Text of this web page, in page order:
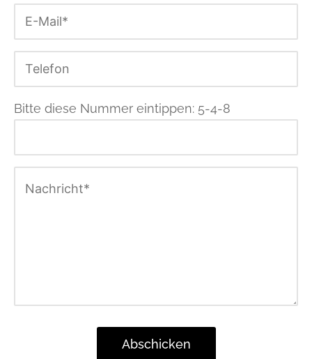
Bitte diese Nummer eintippen: 5-4-8